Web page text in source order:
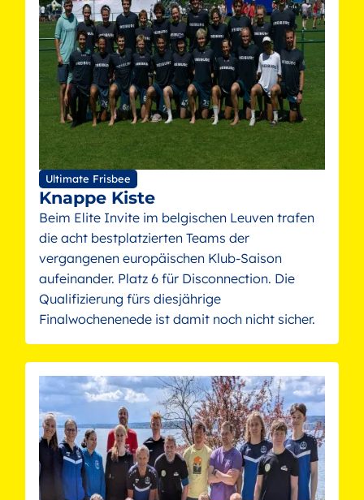
Ultimate Frisbee
Knappe Kiste
Beim Elite Invite im belgischen Leuven trafen
die acht bestplatzierten Teams der
vergangenen europäischen Klub-Saison
aufeinander. Platz 6 für Disconnection. Die
Qualifizierung fürs diesjährige
Finalwochenenede ist damit noch nicht sicher.